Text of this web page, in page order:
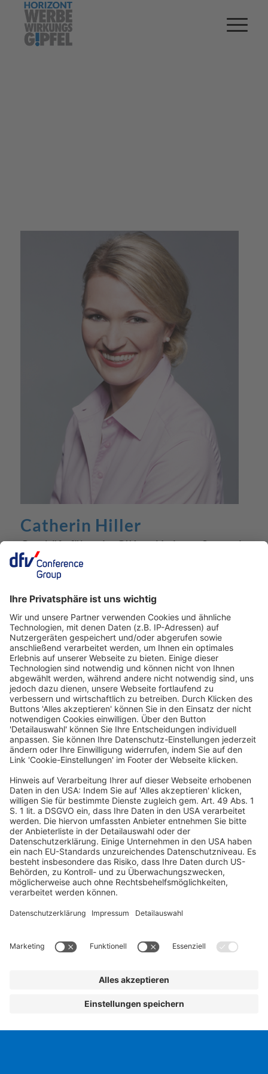
Catherin Hiller
Geschäftsführerin, GIK und Leitung Strategic
Marketing, Funke Mediengruppe
LinkedIn
EIN BUSINESS-EVENT VON